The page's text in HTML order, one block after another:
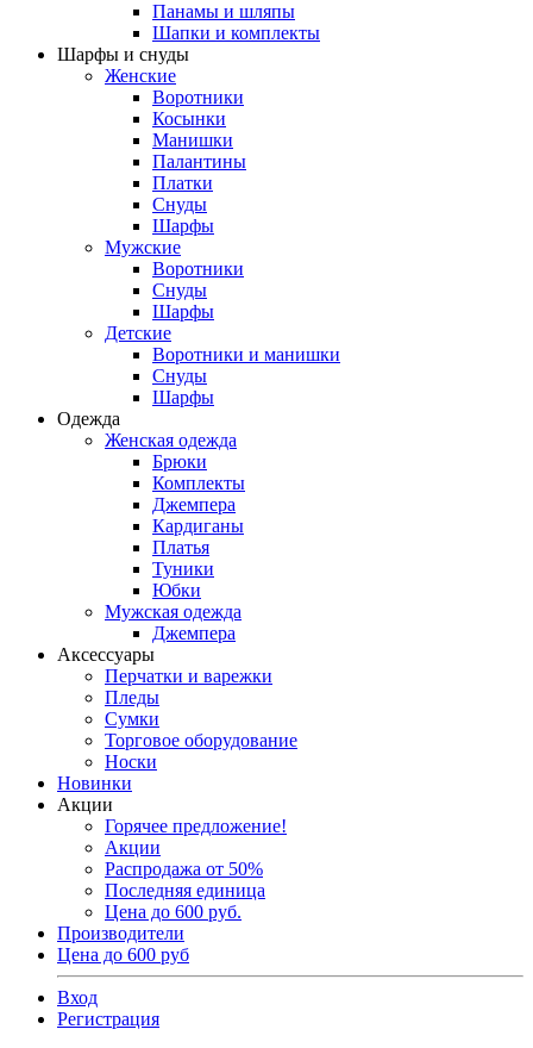
Панамы и шляпы
Шапки и комплекты
Шарфы и снуды
Женские
Воротники
Косынки
Манишки
Палантины
Платки
Снуды
Шарфы
Мужские
Воротники
Снуды
Шарфы
Детские
Воротники и манишки
Снуды
Шарфы
Одежда
Женская одежда
Брюки
Комплекты
Джемпера
Кардиганы
Платья
Туники
Юбки
Мужская одежда
Джемпера
Аксессуары
Перчатки и варежки
Пледы
Сумки
Торговое оборудование
Носки
Новинки
Акции
Горячее предложение!
Акции
Распродажа от 50%
Последняя единица
Цена до 600 руб.
Производители
Цена до 600 руб
Вход
Регистрация